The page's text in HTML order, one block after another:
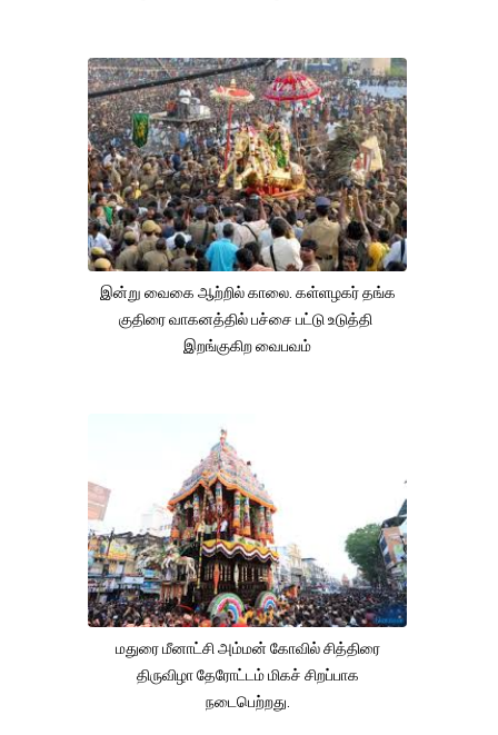
இன்று வைகை ஆற்றில் காலை. கள்ளழகர் தங்க
குதிரை வாகனத்தில் பச்சை பட்டு உடுத்தி
இறங்குகிற வைபவம்
மதுரை மீனாட்சி அம்மன் கோவில் சித்திரை
திருவிழா தேரோட்டம் மிகச் சிறப்பாக
நடைபெற்றது.